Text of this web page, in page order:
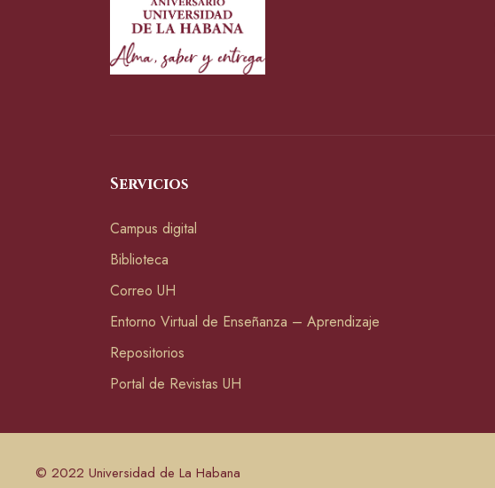
Servicios
Campus digital
Biblioteca
Correo UH
Entorno Virtual de Enseñanza – Aprendizaje
Repositorios
Portal de Revistas UH
© 2022 Universidad de La Habana